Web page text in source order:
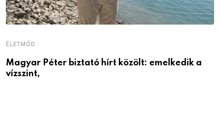
ÉLETMÓD
Magyar Péter biztató hírt közölt: emelkedik a
vízszint,